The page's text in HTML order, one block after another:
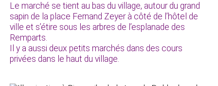
Le marché se tient au bas du village, autour du grand
sapin de la place Fernand Zeyer à côté de l’hôtel de
ville et s’étire sous les arbres de l’esplanade des
Remparts.
Il y a aussi deux petits marchés dans des cours
privées dans le haut du village.